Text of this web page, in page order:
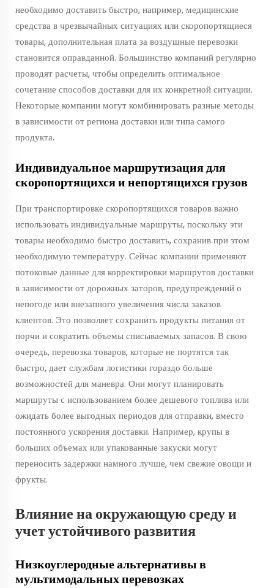
необходимо доставить быстро, например, медицинские
средства в чрезвычайных ситуациях или скоропортящиеся
товары, дополнительная плата за воздушные перевозки
становится оправданной. Большинство компаний регулярно
проводят расчеты, чтобы определить оптимальное
сочетание способов доставки для их конкретной ситуации.
Некоторые компании могут комбинировать разные методы
в зависимости от региона доставки или типа самого
продукта.
Индивидуальное маршрутизация для
скоропортящихся и непортящихся грузов
При транспортировке скоропортящихся товаров важно
использовать индивидуальные маршруты, поскольку эти
товары необходимо быстро доставить, сохранив при этом
необходимую температуру. Сейчас компании применяют
потоковые данные для корректировки маршрутов доставки
в зависимости от дорожных заторов, предупреждений о
непогоде или внезапного увеличения числа заказов
клиентов. Это позволяет сохранить продукты питания от
порчи и сократить объемы списываемых запасов. В свою
очередь, перевозка товаров, которые не портятся так
быстро, дает службам логистики гораздо больше
возможностей для маневра. Они могут планировать
маршруты с использованием более дешевого топлива или
ожидать более выгодных периодов для отправки, вместо
постоянного ускорения доставки. Например, крупы в
больших объемах или упакованные закуски могут
переносить задержки намного лучше, чем свежие овощи и
фрукты.
Влияние на окружающую среду и
учет устойчивого развития
Низкоуглеродные альтернативы в
мультимодальных перевозках